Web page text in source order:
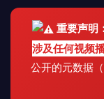
重要声明：
涉及任何视频
公开的元数据